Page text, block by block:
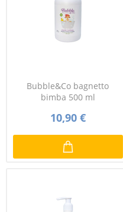
Bubble&Co bagnetto
bimba 500 ml
10,90 €